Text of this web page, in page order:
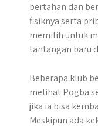
bertahan dan
fisiknya serta
memilih untuk
tantangan baru
Beberapa klub
melihat Pogba
jika ia bisa
Meskipun ada